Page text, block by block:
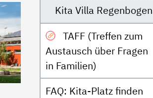
Kita Villa Regenbogen
TAFF (Treffen zum
Austausch über Fragen
in Familien)
FAQ: Kita-Platz finden